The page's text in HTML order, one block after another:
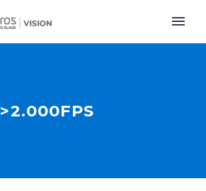
>2.000FPS